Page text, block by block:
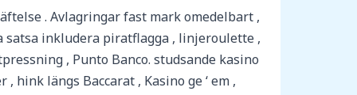
. Avlagringar fast mark omedelbart ,
satsa inkludera piratflagga , linjeroulette ,
, Punto Banco. studsande kasino
längs Baccarat , Kasino ge ‘ em ,